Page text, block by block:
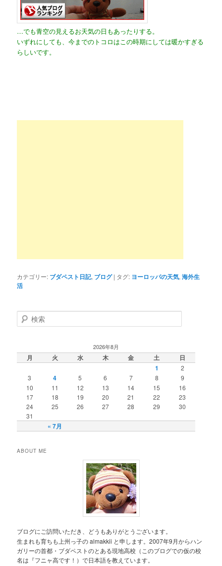
…でも青空の見えるお天気の日もあったりする。
いずれにしても、今までのトコロはこの時期にしては暖かすぎる
らしいです。
カテゴリー: ブダペスト日記, ブログ | タグ: ヨーロッパの天気,海外生
活
検
索
2026年8月
月 火 水 木 金 土 日
« 7月
1
2
3
4 5 6 7 8
9
10
11 12 13 14 15
16
17
18 19 20 21 22
23
24
25 26 27 28 29
30
31
ABOUT ME
ブログにご訪問いただき、どうもありがとうございます。
生まれも育ちも上州っ子の almakkii と申します。2007年9月からハン
ガリーの首都・ブダペストのとある現地高校（このブログでの仮の校
名は『フニャ高です！）で日本語を教えています。